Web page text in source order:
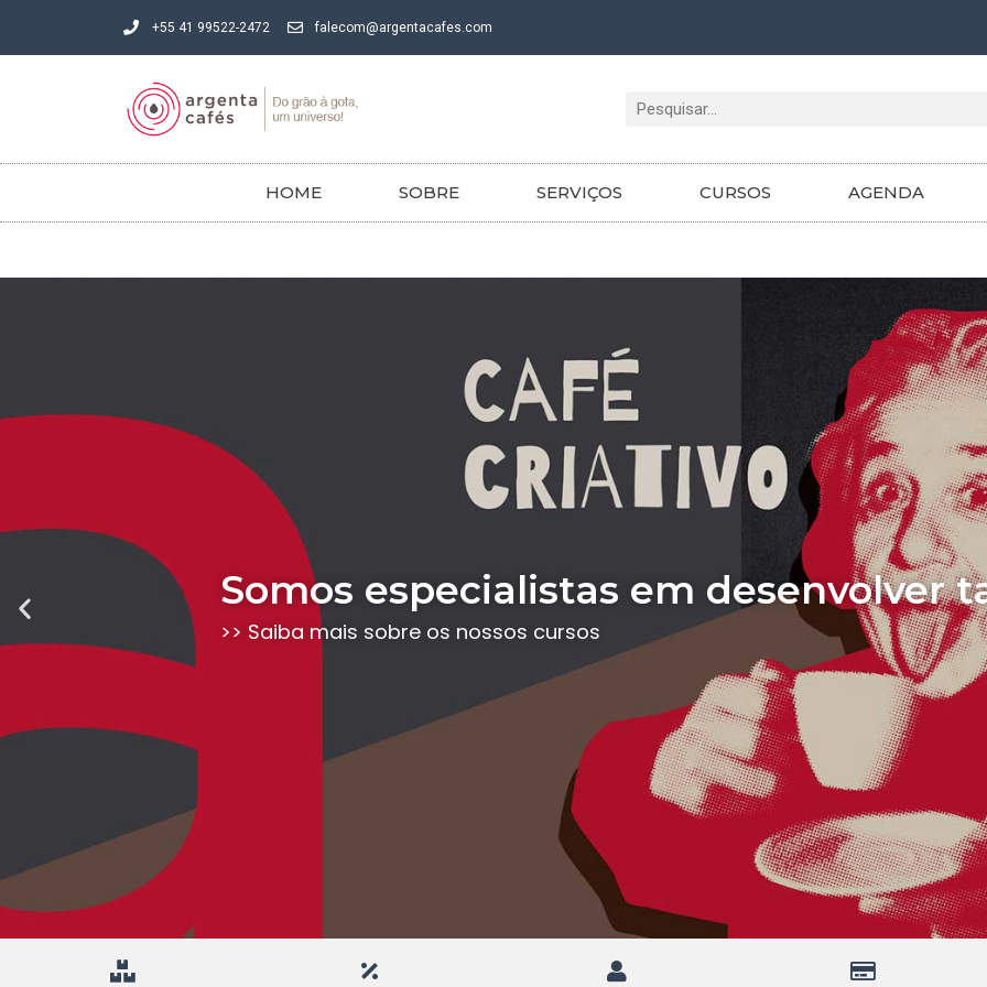
+55 41 99522-2472 falecom@argentacafes.com
Pesquisar
HOME SOBRE SERVIÇOS CURSOS AGENDA
Somos especialistas em desenvolver
>> Saiba mais sobre os nossos cursos
Previous